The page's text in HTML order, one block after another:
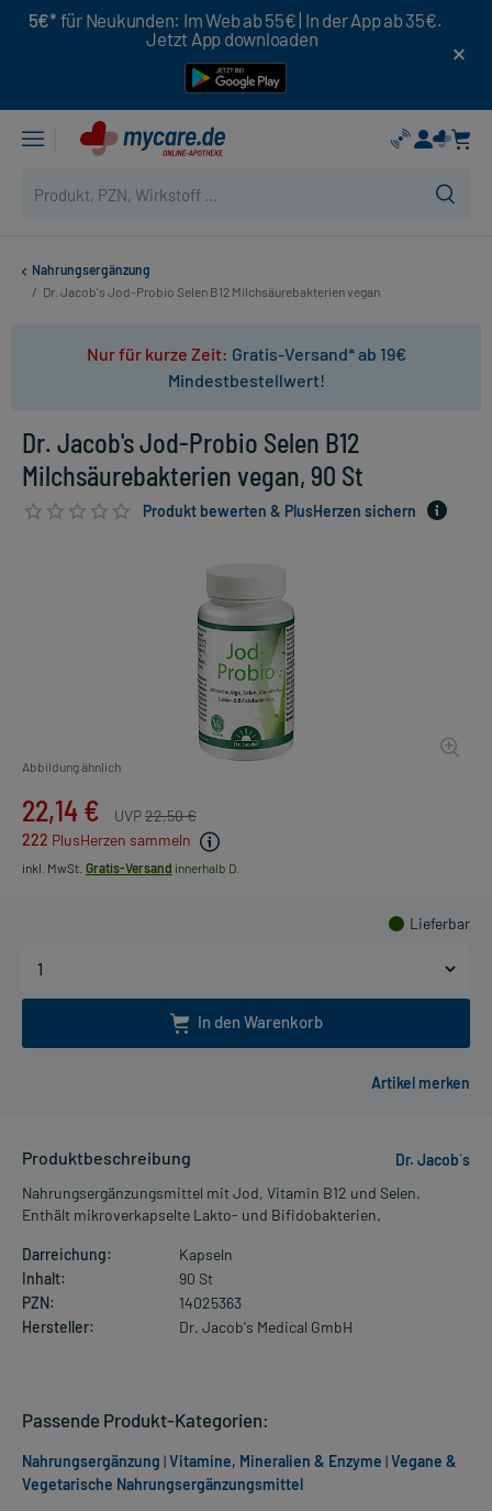
5€* für Neukunden: Im Web ab 55€ | In der App ab 35€.
Jetzt App downloaden
Nahrungsergänzung
/ Dr. Jacob's Jod-Probio Selen B12 Milchsäurebakterien vegan
Nur für kurze Zeit: Gratis-Versand* ab 19€
Mindestbestellwert!
Dr. Jacob's Jod-Probio Selen B12
Milchsäurebakterien vegan, 90 St
Produkt bewerten & PlusHerzen sichern
Abbildung ähnlich
22,14 € UVP22,50 €
222 PlusHerzen sammeln
inkl. MwSt. Gratis-Versand innerhalb D.
Lieferbar
In den Warenkorb
Produktbeschreibung
Dr. Jacob´s
Nahrungsergänzungsmittel mit Jod, Vitamin B12 und Selen.
Enthält mikroverkapselte Lakto- und Bifidobakterien.
Darreichung:
Kapseln
Inhalt:
90 St
PZN:
14025363
Hersteller:
Dr. Jacob's Medical GmbH
Passende Produkt-Kategorien:
Nahrungsergänzung |Vitamine, Mineralien & Enzyme |Vegane &
Vegetarische Nahrungsergänzungsmittel